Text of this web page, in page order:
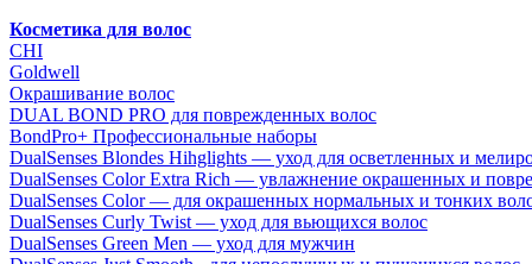
Косметика для волос
CHI
Goldwell
Окрашивание волос
DUAL BOND PRO для поврежденных волос
BondPro+ Профессиональные наборы
DualSenses Blondes Hihglights — уход для осветленных и
DualSenses Color Extra Rich — увлажнение окрашенных и
DualSenses Color — для окрашенных нормальных и тонких
DualSenses Curly Twist — уход для вьющихся волос
DualSenses Green Men — уход для мужчин